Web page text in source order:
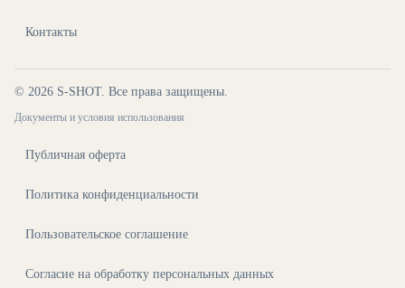
Контакты
© 2026 S-SHOT. Все права защищены.
Документы и условия использования
Публичная оферта
Политика конфиденциальности
Пользовательское соглашение
Согласие на обработку персональных данных